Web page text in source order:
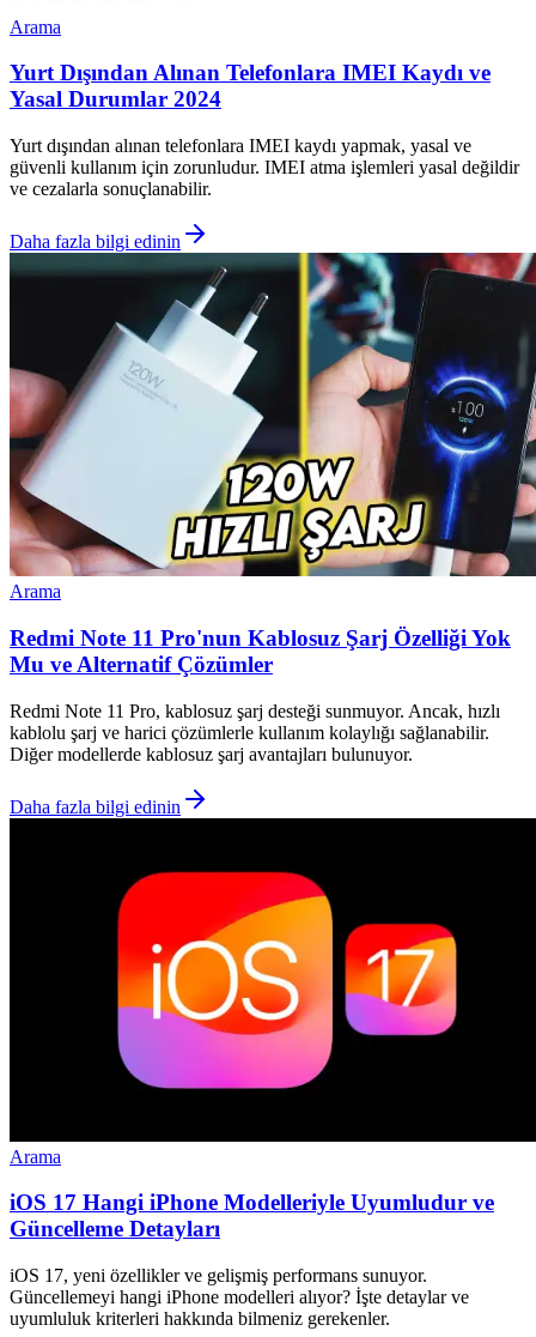
Arama
Yurt Dışından Alınan Telefonlara IMEI Kaydı ve
Yasal Durumlar 2024
Yurt dışından alınan telefonlara IMEI kaydı yapmak, yasal ve
güvenli kullanım için zorunludur. IMEI atma işlemleri yasal değildir
ve cezalarla sonuçlanabilir.
Daha fazla bilgi edinin
Arama
Redmi Note 11 Pro'nun Kablosuz Şarj Özelliği Yok
Mu ve Alternatif Çözümler
Redmi Note 11 Pro, kablosuz şarj desteği sunmuyor. Ancak, hızlı
kablolu şarj ve harici çözümlerle kullanım kolaylığı sağlanabilir.
Diğer modellerde kablosuz şarj avantajları bulunuyor.
Daha fazla bilgi edinin
Arama
iOS 17 Hangi iPhone Modelleriyle Uyumludur ve
Güncelleme Detayları
iOS 17, yeni özellikler ve gelişmiş performans sunuyor.
Güncellemeyi hangi iPhone modelleri alıyor? İşte detaylar ve
uyumluluk kriterleri hakkında bilmeniz gerekenler.